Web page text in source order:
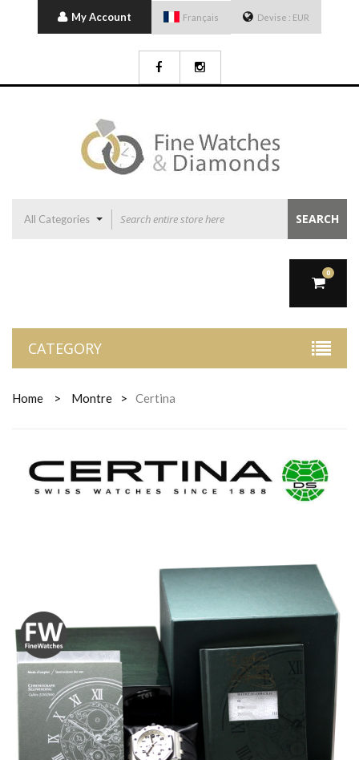
My Account Français Devise : EUR
All Categories SEARCH
0
CATEGORY
Home > Montre > Certina
CERTINA